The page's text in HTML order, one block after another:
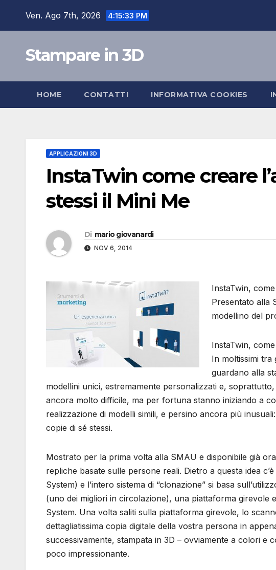
Ven. Ago 7th, 2026 4:15:34 PM
Stampare in 3D
HOME CONTATTI INFORMATIVA COOKIES
APPLICAZIONI 3D
InstaTwin come creare
stessi il Mini Me
Di mario giovanardi
NOV 6, 2014
InstaTwin,
Presentato alla
modellino del
InstaTwin,
In moltissimi tra
guardano alla
modellini unici, estremamente personalizzati e,
ancora molto difficile, ma per fortuna stanno iniziando a
realizzazione di modelli simili, e persino ancora più
copie di sé stessi.
Mostrato per la prima volta alla SMAU e disponibile già
repliche basate sulle persone reali. Dietro a questa idea
System) e l’intero sistema di “clonazione” si basa
(uno dei migliori in circolazione), una piattaforma girevole
System. Una volta saliti sulla piattaforma girevole, lo
dettagliatissima copia digitale della vostra persona in
successivamente, stampata in 3D – ovviamente a colori e
poco impressionante.